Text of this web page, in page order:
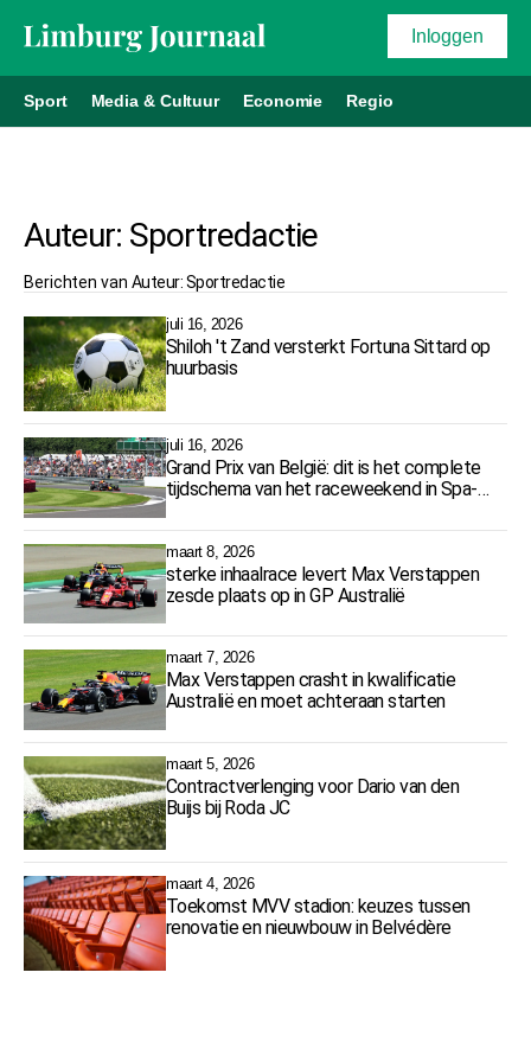
Inloggen
Sport Media & Cultuur Economie Regio
Auteur: Sportredactie
Berichten van Auteur:Sportredactie
juli 16, 2026
Shiloh 't Zand versterkt Fortuna Sittard op
huurbasis
juli 16, 2026
Grand Prix van België: dit is het complete
tijdschema van het raceweekend in Spa-
maart 8, 2026
sterke inhaalrace levert Max Verstappen
zesde plaats op in GP Australië
maart 7, 2026
Max Verstappen crasht in kwalificatie
Australië en moet achteraan starten
maart 5, 2026
Contractverlenging voor Dario van den
Buijs bij Roda JC
maart 4, 2026
Toekomst MVV stadion: keuzes tussen
renovatie en nieuwbouw in Belvédère